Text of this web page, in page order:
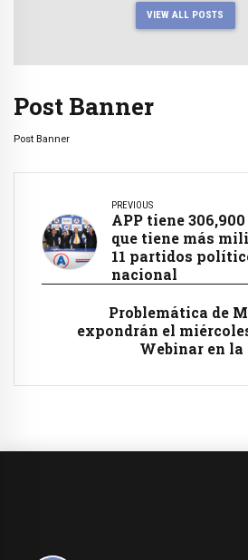
VIEW ALL POSTS
Post Banner
Post Banner
PREVIOUS
APP tiene
que tiene más
11 partidos
nacional
Problemática de
expondrán el
Webinar en la